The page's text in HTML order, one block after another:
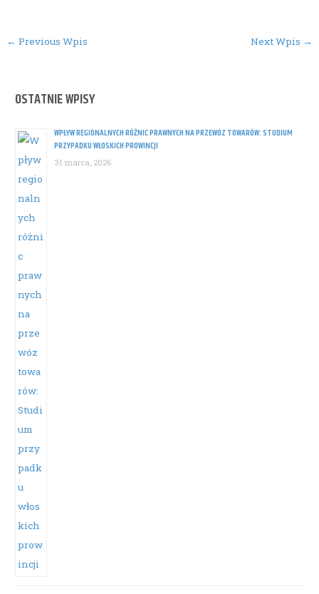
OSTATNIE WPISY
WPŁYW REGIONALNYCH RÓŻNIC PRAWNYCH NA PRZEWÓZ TOWARÓW: STUDIUM
PRZYPADKU WŁOSKICH PROWINCJI
31 marca, 2026
Post
← Previous Wpis Next Wpis →